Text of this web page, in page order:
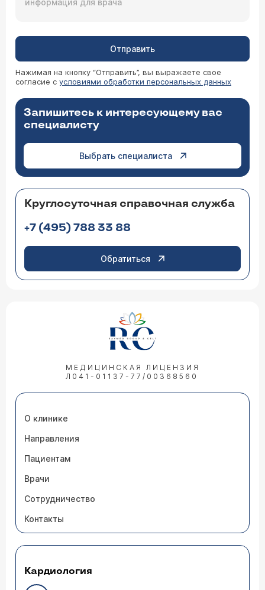
Отправить
Нажимая на кнопку “Отправить”, вы выражаете свое
согласие с условиями обработки персональных данных
Запишитесь к интересующему вас
специалисту
Выбрать специалиста
Круглосуточная справочная служба
+7 (495) 788 33 88
Обратиться
МЕДИЦИНСКАЯ ЛИЦЕНЗИЯ
Л041-01137-77/00368560
О клинике
Направления
Пациентам
Врачи
Сотрудничество
Контакты
Кардиология